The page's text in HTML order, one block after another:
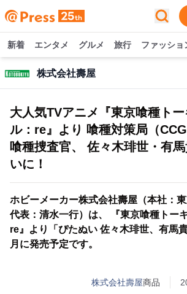
新着 エンタメ グルメ 旅行 ファッショ
株式会社壽屋
大人気TVアニメ『東京喰種ト
ル：re』より 喰種対策局（
喰種捜査官、 佐々木琲世・有
いに！
ホビーメーカー株式会社壽屋（本社：
代表：清水一行）は、 『東京喰種トー
re』より「ぴたぬい 佐々木琲世、有馬
月に発売予定です。
株式会社壽屋商品